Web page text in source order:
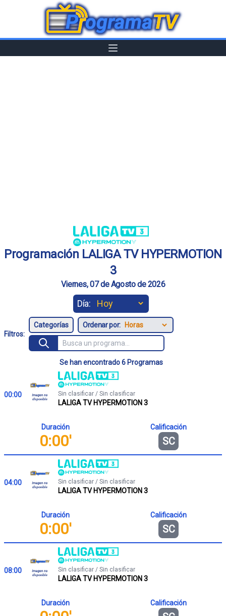
Programación LALIGA TV HYPERMOTION
3
Viernes, 07 de Agosto de 2026
Día:
Filtros:
Ordenar por:
Se han encontrado 6 Programas
00:00 Sin clasificar / Sin clasificar
LALIGA TV HYPERMOTION 3
Duración
0:00'
Calificación
SC
04:00 Sin clasificar / Sin clasificar
LALIGA TV HYPERMOTION 3
Duración
0:00'
Calificación
SC
08:00 Sin clasificar / Sin clasificar
LALIGA TV HYPERMOTION 3
Duración Calificación